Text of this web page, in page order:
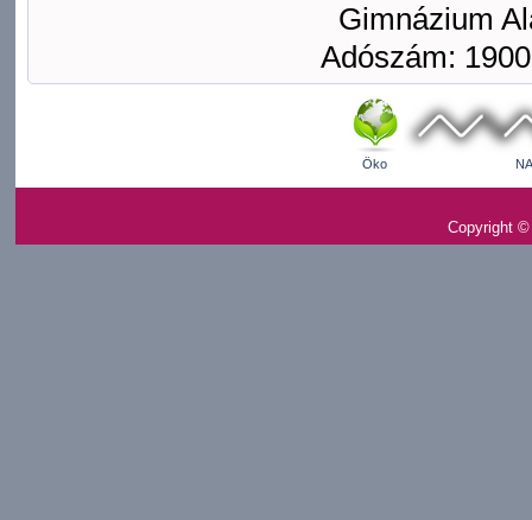
Gimnázium
Adószám:
Öko
Copyright